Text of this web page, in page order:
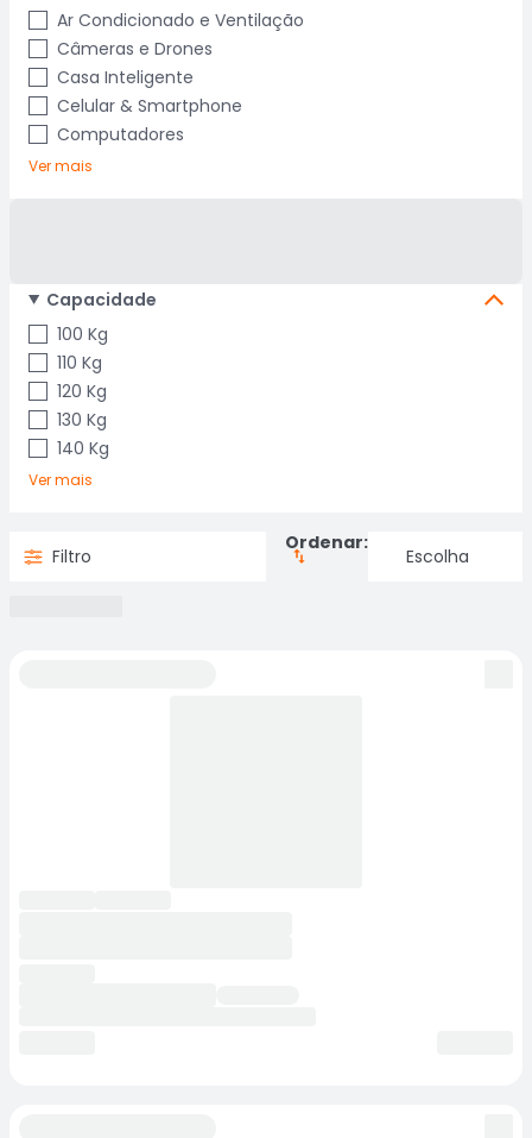
Ar Condicionado e Ventilação
Câmeras e Drones
Casa Inteligente
Celular & Smartphone
Computadores
Ver mais
Capacidade
100 Kg
110 Kg
120 Kg
130 Kg
140 Kg
Ver mais
Filtro
Ordenar: